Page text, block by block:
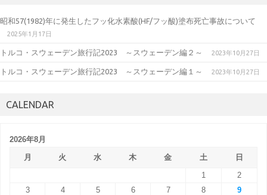
昭和57(1982)年に発生したフッ化水素酸(HF/フッ酸)塗布死亡事故について
2025年1月17日
トルコ・スウェーデン旅行記2023 ～スウェーデン編２～ 2023年10月27日
トルコ・スウェーデン旅行記2023 ～スウェーデン編１～ 2023年10月27日
CALENDAR
2026年8月
月
火 水 木 金 土
日
1
2
3
4 5 6 7 8
9